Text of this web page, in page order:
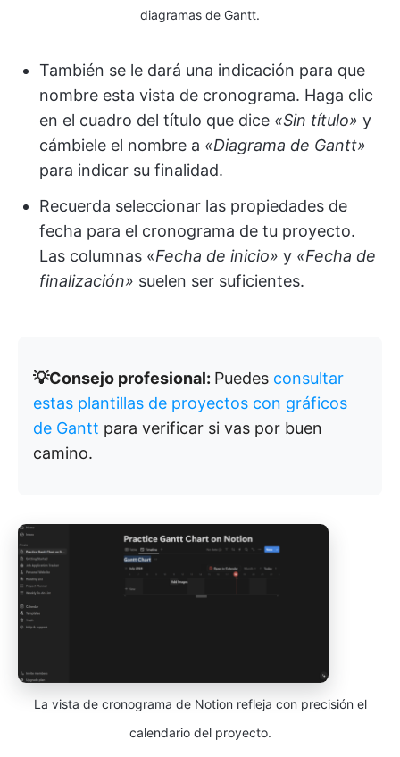
diagramas de Gantt.
También se le dará una indicación para que
nombre esta vista de cronograma. Haga clic
en el cuadro del título que dice «Sin título» y
cámbiele el nombre a «Diagrama de Gantt»
para indicar su finalidad.
Recuerda seleccionar las propiedades de
fecha para el cronograma de tu proyecto.
Las columnas «Fecha de inicio» y «Fecha de
finalización» suelen ser suficientes.
💡Consejo profesional: Puedes consultar
estas plantillas de proyectos con gráficos
de Gantt para verificar si vas por buen
camino.
La vista de cronograma de Notion refleja con precisión el
calendario del proyecto.